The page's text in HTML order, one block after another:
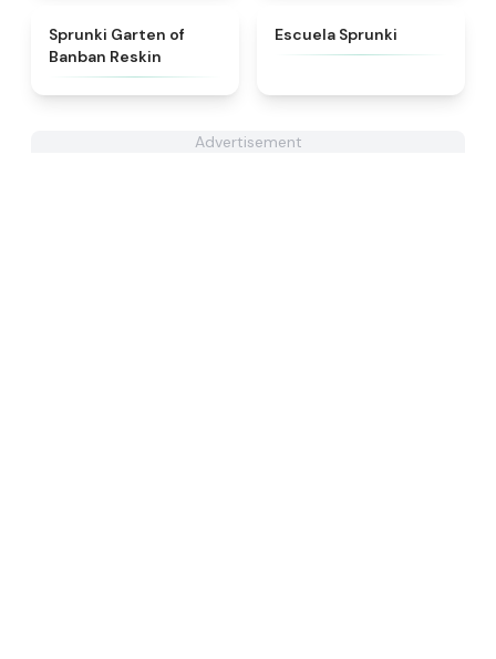
Sprunki Garten of
Banban Reskin
Escuela Sprunki
Advertisement